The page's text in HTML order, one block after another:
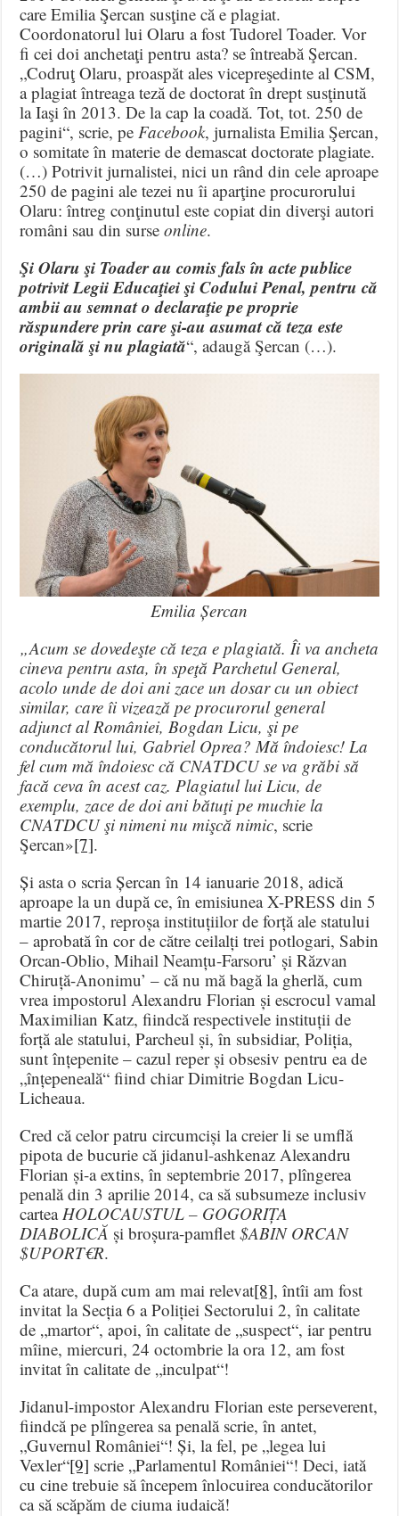
care Emilia Şercan susţine că e plagiat.
Coordonatorul lui Olaru a fost Tudorel Toader. Vor
fi cei doi anchetaţi pentru asta? se întreabă Şercan.
„Codruţ Olaru, proaspăt ales vicepreşedinte al CSM,
a plagiat întreaga teză de doctorat în drept susţinută
la Iaşi în 2013. De la cap la coadă. Tot, tot. 250 de
pagini“, scrie, peFacebook, jurnalista Emilia Şercan,
o somitate în materie de demascat doctorate plagiate.
(…) Potrivit jurnalistei, nici un rând din cele aproape
250 de pagini ale tezei nu îi aparţine procurorului
Olaru: întreg conţinutul este copiat din diverşi autori
români sau din surseonline.
Şi Olaru şi Toader au comis fals în acte publice
potrivit Legii Educaţiei şi Codului Penal, pentru că
ambii au semnat o declaraţie pe proprie
răspundere prin care şi-au asumat că teza este
originală şi nu plagiată“, adaugă Şercan (…).
Emilia Șercan
„Acum se dovedeşte că teza e plagiată. Îi va ancheta
cineva pentru asta, în speţă Parchetul General,
acolo unde de doi ani zace un dosar cu un obiect
similar, care îi vizează pe procurorul general
adjunct al României, Bogdan Licu, şi pe
conducătorul lui, Gabriel Oprea? Mă îndoiesc! La
fel cum mă îndoiesc că CNATDCU se va grăbi să
facă ceva în acest caz. Plagiatul lui Licu, de
exemplu, zace de doi ani bătuţi pe muchie la
CNATDCU şi nimeni nu mişcă nimic, scrie
Şercan»[7].
Și asta o scria Șercan în 14 ianuarie 2018, adică
aproape la un după ce, în emisiunea X-PRESS din 5
martie 2017, reproșa instituțiilor de forță ale statului
– aprobată în cor de către ceilalți trei potlogari, Sabin
Orcan-Oblio, Mihail Neamțu-Farsoru’ și Răzvan
Chiruță-Anonimu’ – că nu mă bagă la gherlă, cum
vrea impostorul Alexandru Florian și escrocul vamal
Maximilian Katz, fiindcă respectivele instituții de
forță ale statului, Parcheul și, în subsidiar, Poliția,
sunt înțepenite – cazul reper și obsesiv pentru ea de
„înțepeneală“ fiind chiar Dimitrie Bogdan Licu-
Licheaua.
Cred că celor patru circumciși la creier li se umflă
pipota de bucurie că jidanul-ashkenaz Alexandru
Florian și-a extins, în septembrie 2017, plîngerea
penală din 3 aprilie 2014, ca să subsumeze inclusiv
cartea HOLOCAUSTUL – GOGORIȚA
DIABOLICĂ și broșura-pamflet$ABIN ORCAN
$UPORT€R.
Ca atare, după cum am mai relevat[8], întîi am fost
invitat la Secția 6 a Poliției Sectorului 2, în calitate
de „martor“, apoi, în calitate de „suspect“, iar pentru
mîine, miercuri, 24 octombrie la ora 12, am fost
invitat în calitate de „inculpat“!
Jidanul-impostor Alexandru Florian este perseverent,
fiindcă pe plîngerea sa penală scrie, în antet,
„Guvernul României“! Și, la fel, pe „legea lui
Vexler“[9] scrie „Parlamentul României“! Deci, iată
cu cine trebuie să începem înlocuirea conducătorilor
ca să scăpăm de ciuma iudaică!